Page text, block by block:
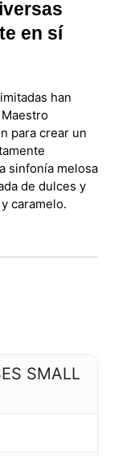
en sí
han
para crear un
sinfonía melosa
de dulces y
caramelo.
SMALL